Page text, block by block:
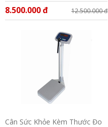
8.500.000 đ 12.500.000 đ
Cân Sức Khỏe Kèm Thước Đo